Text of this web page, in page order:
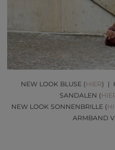
NEW LOOK BLUSE (HIER) |
SANDALEN (
NEW LOOK SONNENBRILLE (
ARMBAND